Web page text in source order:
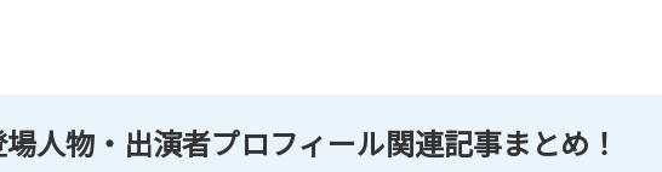
場人物・出演者プロフィール関連記事まとめ！